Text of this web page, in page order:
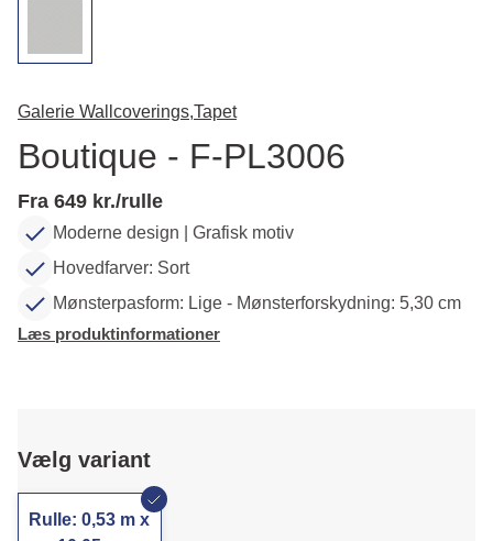
Galerie Wallcoverings,Tapet
Boutique - F-PL3006
Fra 649 kr./rulle
Moderne design | Grafisk motiv
Hovedfarver: Sort
Mønsterpasform: Lige - Mønsterforskydning: 5,30 cm
Læs produktinformationer
Vælg variant
Rulle: 0,53 m x